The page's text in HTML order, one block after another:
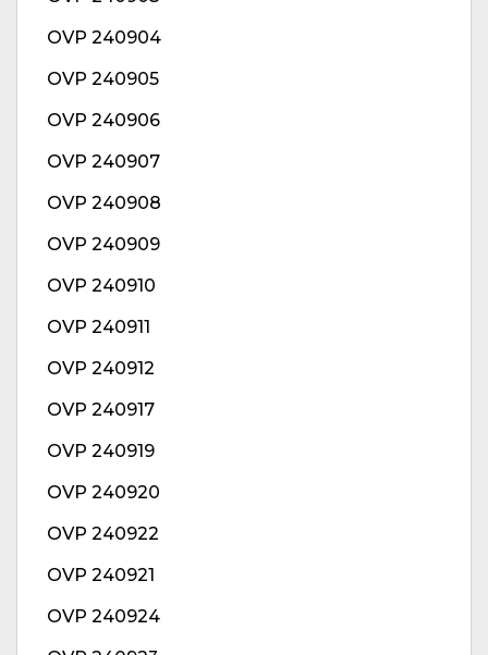
OVP 240904
OVP 240905
OVP 240906
OVP 240907
OVP 240908
OVP 240909
OVP 240910
OVP 240911
OVP 240912
OVP 240917
OVP 240919
OVP 240920
OVP 240922
OVP 240921
OVP 240924